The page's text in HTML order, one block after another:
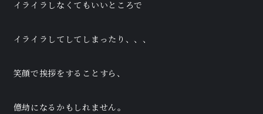
イライラしなくてもいいところで
イライラしてしてしまったり、、、
笑顔で挨拶をすることすら、
億劫になるかもしれません。